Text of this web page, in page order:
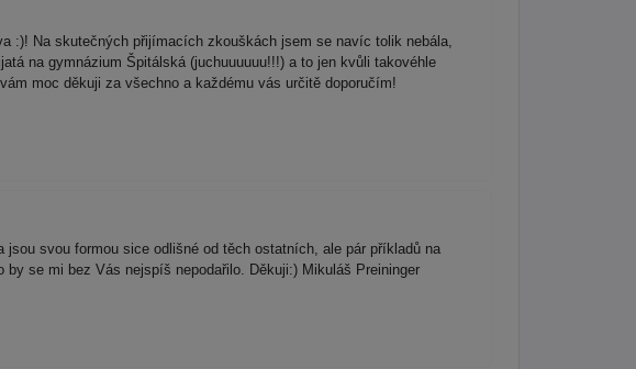
:)! Na skutečných přijímacích zkouškách jsem se navíc tolik nebála,
na gymnázium Špitálská (juchuuuuuu!!!) a to jen kvůli takovéhle
moc děkuji za všechno a každému vás určitě doporučím!
svou formou sice odlišné od těch ostatních, ale pár příkladů na
se mi bez Vás nejspíš nepodařilo. Děkuji:) Mikuláš Preininger